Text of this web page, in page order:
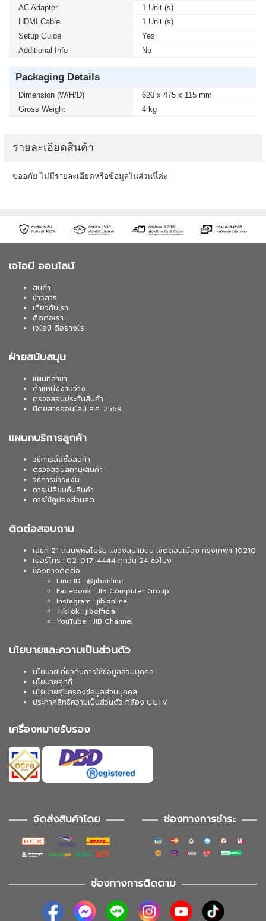
AC Adapter
1 Unit (s)
HDMI Cable
1 Unit (s)
Setup Guide
Yes
Additional Info
No
Packaging Details
Dimension (W/H/D)
620 x 475 x 115 mm
Gross Weight
4 kg
รายละเอียดสินค้า
ขออภัย ไม่มีรายละเอียดหรือข้อมูลในส่วนนี้ค่ะ
เจไอบี ออนไลน์
สินค้า
ข่าวสาร
เกี่ยวกับเรา
ติดต่อเรา
เจไอบี ดีอย่างไร
ฝ่ายสนับสนุน
แผนที่สาขา
ตำแหน่งงานว่าง
ตรวจสอบประกันสินค้า
นิตยสารออนไลน์ ส.ค. 2569
แผนกบริการลูกค้า
วิธีการสั่งซื้อสินค้า
ตรวจสอบสถานะสินค้า
วิธีการชำระเงิน
การเปลี่ยนคืนสินค้า
การใช้คูปองส่วนลด
ติดต่อสอบถาม
เลขที่ 21 ถนนพหลโยธิน แขวงสนามบิน เขตดอนเมือง กรุงเทพฯ 10210
เบอร์โทร : 02-017-4444 ทุกวัน 24 ชั่วโมง
ช่องทางติดต่อ
Line ID : @jibonline
Facebook : JIB Computer Group
Instagram : jib.online
TikTok : jibofficial
YouTube : JIB Channel
นโยบายและความเป็นส่วนตัว
นโยบายเกี่ยวกับการใช้ข้อมูลส่วนบุคคล
นโยบายคุกกี้
นโยบายคุ้มครองข้อมูลส่วนบุคคล
ประกาศสิทธิความเป็นส่วนตัว กล้อง CCTV
เครื่องหมายรับรอง
จัดส่งสินค้าโดย ช่องทางการชำระ
ช่องทางการติดตาม